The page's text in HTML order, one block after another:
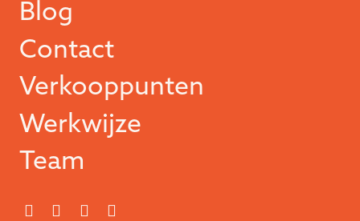
Blog
Contact
Verkooppunten
Werkwijze
Team